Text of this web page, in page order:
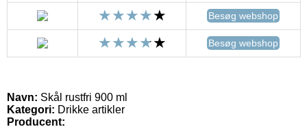
Besøg webshop
Besøg webshop
Navn: Skål rustfri 900 ml
Kategori: Drikke artikler
Producent: